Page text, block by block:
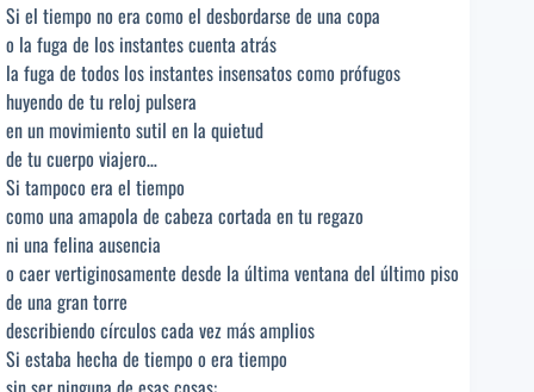
Si el tiempo no era como el desbordarse de una copa
o la fuga de los instantes cuenta atrás
la fuga de todos los instantes insensatos como prófugos
huyendo de tu reloj pulsera
en un movimiento sutil en la quietud
de tu cuerpo viajero…
Si tampoco era el tiempo
como una amapola de cabeza cortada en tu regazo
ni una felina ausencia
o caer vertiginosamente desde la última ventana del último piso
de una gran torre
describiendo círculos cada vez más amplios
Si estaba hecha de tiempo o era tiempo